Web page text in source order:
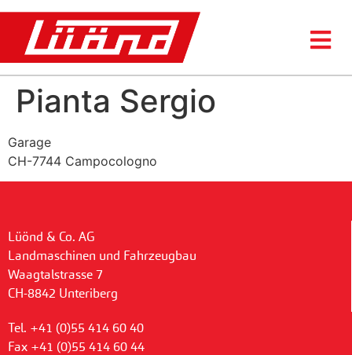
Pianta Sergio
Garage
CH-7744 Campocologno
Lüönd & Co. AG
Landmaschinen und Fahrzeugbau
Waagtalstrasse 7
CH-8842 Unteriberg
Tel. +41 (0)55 414 60 40
Fax +41 (0)55 414 60 44